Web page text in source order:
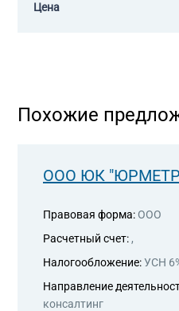
Цена
Похожие
ООО ЮК
Правовая форма: ООО
Расчетный счет: ,
Налогообложение:УСН
Направление
консалтинг